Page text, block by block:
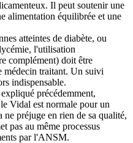
Il peut soutenir une
alimentation équilibrée et une
atteintes de diabète, ou
l'utilisation
complément) doit être
médecin traitant. Un suivi
indispensable.
précédemment,
Vidal est normale pour un
préjuge en rien de sa qualité,
pas au même processus
par l'ANSM.